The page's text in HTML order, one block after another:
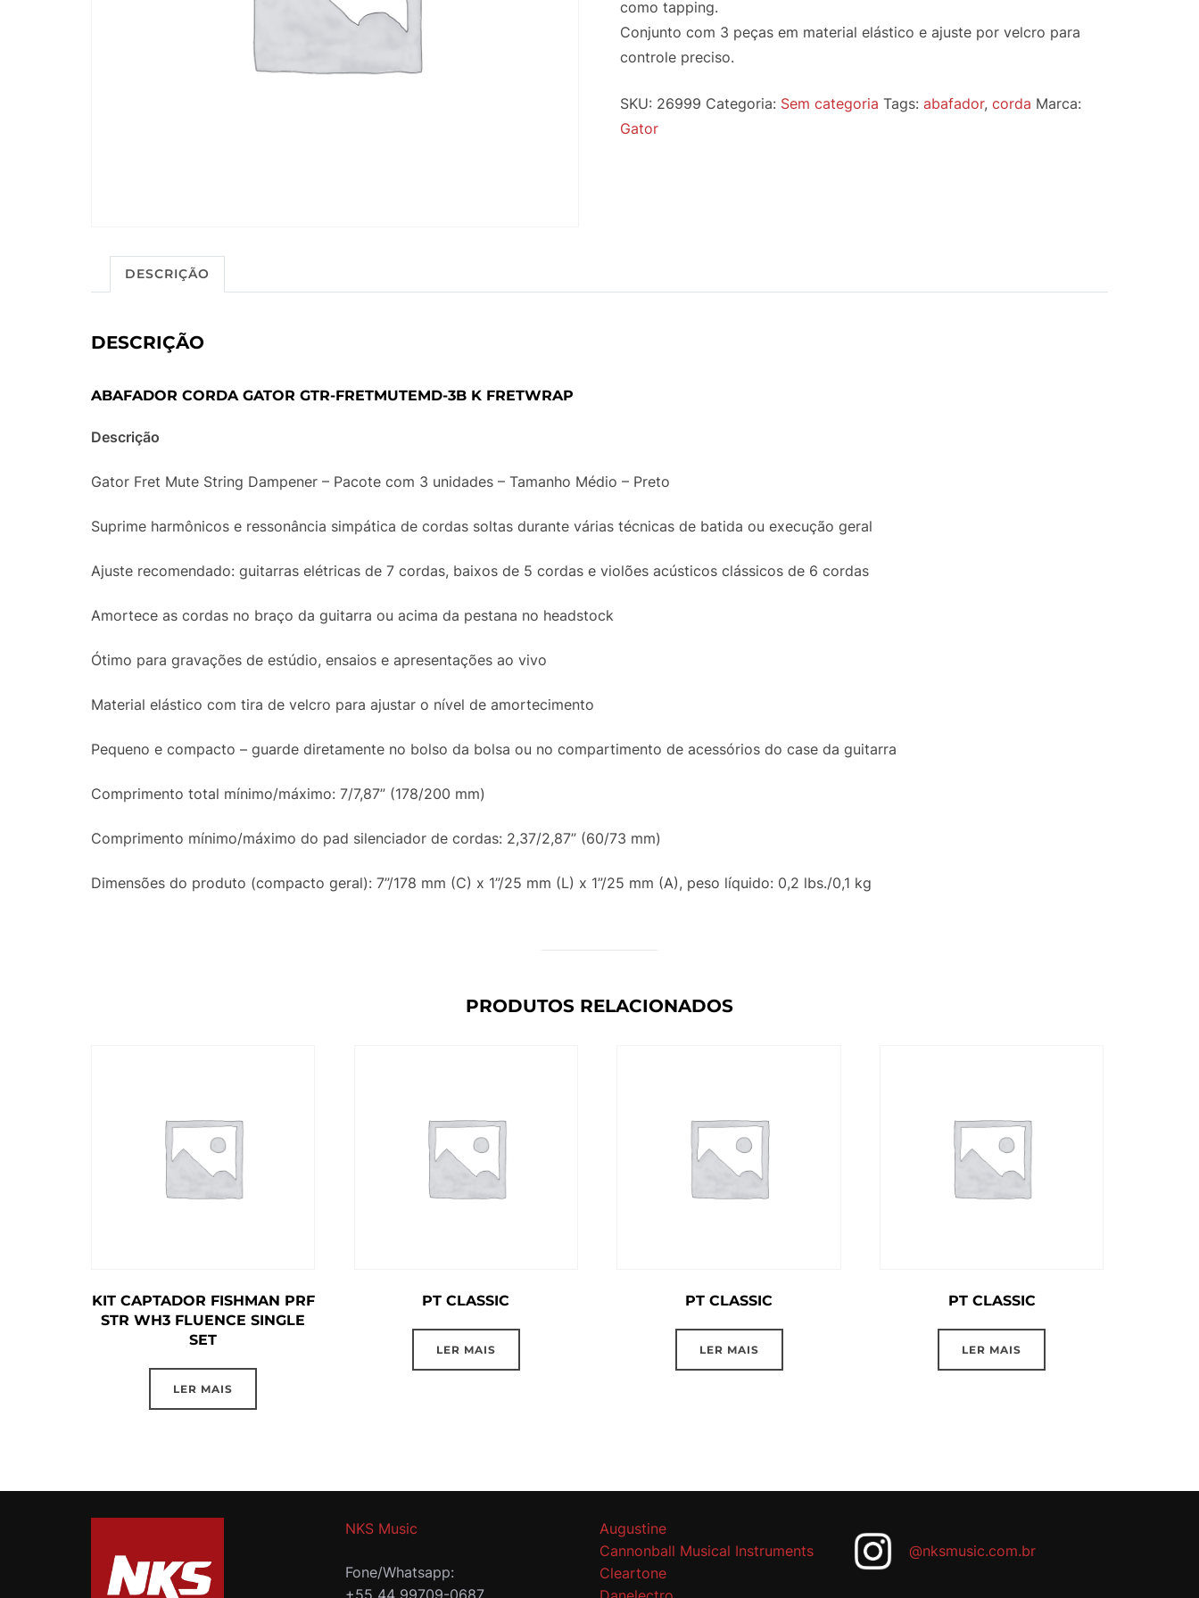
como tapping.
Conjunto com 3 peças em material elástico e ajuste por velcro para
controle preciso.
SKU: 26999 Categoria: Sem categoria Tags: abafador, corda Marca:
Gator
DESCRIÇÃO
DESCRIÇÃO
ABAFADOR CORDA GATOR GTR-FRETMUTEMD-3B K FRETWRAP
Descrição
Gator Fret Mute String Dampener – Pacote com 3 unidades – Tamanho Médio – Preto
Suprime harmônicos e ressonância simpática de cordas soltas durante várias técnicas de batida ou execução geral
Ajuste recomendado: guitarras elétricas de 7 cordas, baixos de 5 cordas e violões acústicos clássicos de 6 cordas
Amortece as cordas no braço da guitarra ou acima da pestana no headstock
Ótimo para gravações de estúdio, ensaios e apresentações ao vivo
Material elástico com tira de velcro para ajustar o nível de amortecimento
Pequeno e compacto – guarde diretamente no bolso da bolsa ou no compartimento de acessórios do case da guitarra
Comprimento total mínimo/máximo: 7/7,87” (178/200 mm)
Comprimento mínimo/máximo do pad silenciador de cordas: 2,37/2,87” (60/73 mm)
Dimensões do produto (compacto geral): 7”/178 mm (C) x 1”/25 mm (L) x 1”/25 mm (A), peso líquido: 0,2 lbs./0,1 kg
PRODUTOS RELACIONADOS
KIT CAPTADOR FISHMAN PRF
STR WH3 FLUENCE SINGLE
SET
LER MAIS
PT CLASSIC
LER MAIS
PT CLASSIC
LER MAIS
PT CLASSIC
LER MAIS
NKS Music
Fone/Whatsapp:
Augustine
Cannonball Musical Instruments
Cleartone
@nksmusic.com.br